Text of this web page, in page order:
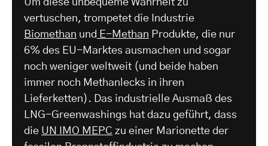
Um diese unbequeme Wahrheit zu
vertuschen, trompetet die Industrie
Biomethan und E-Methan Produkte, die nur
6% des EU-Marktes ausmachen und sogar
noch weniger weltweit (und beide haben
immer noch Methanlecks in ihren
Lieferketten). Das industrielle Ausmaß des
LNG-Greenwashings hat dazu geführt, dass
die UN IMO MEPC zu einer Marionette der